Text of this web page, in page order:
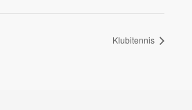
Klubitennis